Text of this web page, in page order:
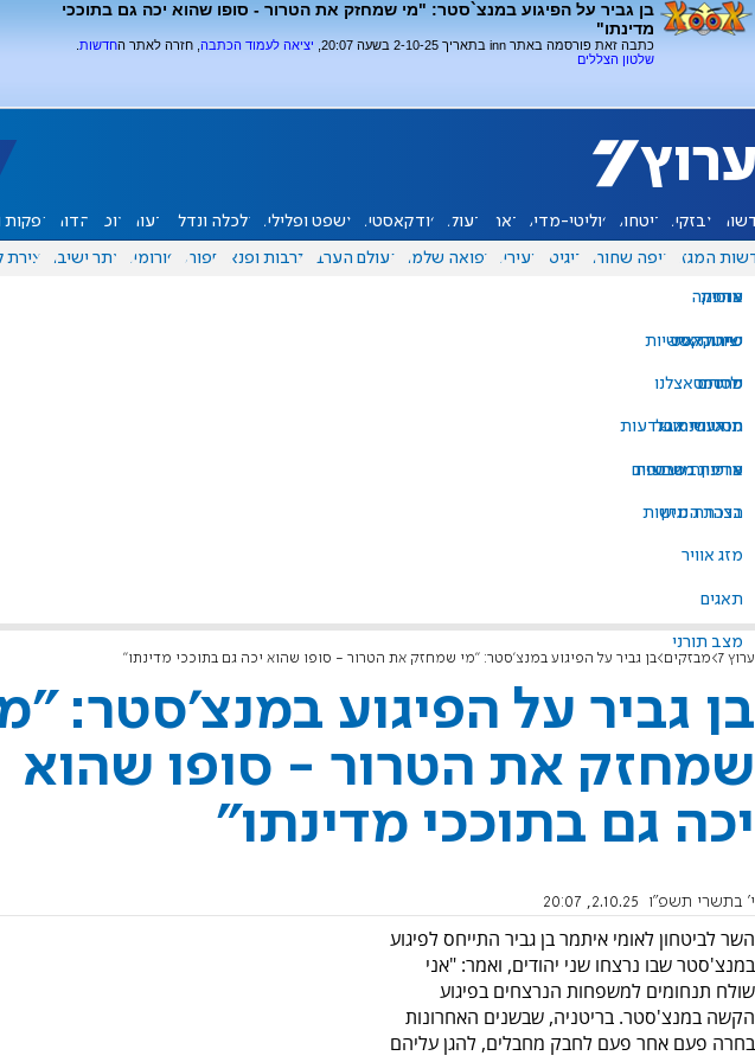
בן גביר על הפיגוע במנצ`סטר: "מי שמחזק את הטרור - סופו שהוא יכה גם בתוככי
מדינתו"
כתבה זאת פורסמה באתר inn בתאריך 2-10-25 בשעה 20:07, יציאה לעמוד הכתבה , חזרה לאתר החדשות
שלטון הצללים